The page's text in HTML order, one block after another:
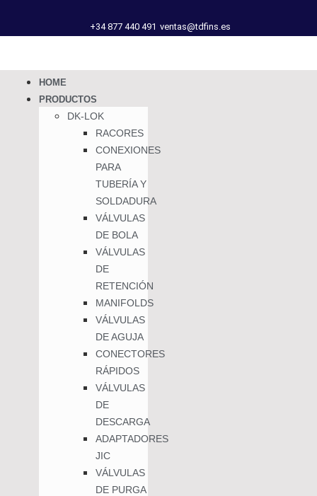
+34 877 440 491 ventas@tdfins.es
HOME
PRODUCTOS
DK-LOK
RACORES
CONEXIONES
PARA
TUBERÍA Y
SOLDADURA
VÁLVULAS
DE BOLA
VÁLVULAS
DE
RETENCIÓN
MANIFOLDS
VÁLVULAS
DE AGUJA
CONECTORES
RÁPIDOS
VÁLVULAS
DE
DESCARGA
ADAPTADORES
JIC
VÁLVULAS
DE PURGA